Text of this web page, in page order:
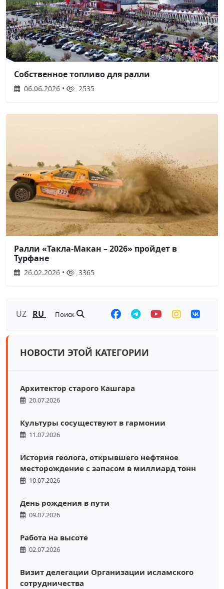
Собственное топливо для ралли
06.06.2026 • 2535
Ралли «Такла-Макан – 2026» пройдет в
Турфане
26.02.2026 • 3365
UZ RU Поиск
НОВОСТИ ЭТОЙ КАТЕГОРИИ
Архитектор старого Кашгара
20.07.2026
Культуры сосуществуют в гармонии
11.07.2026
История геолога, открывшего нефтяное
месторождение с запасом в миллиард тонн
10.07.2026
День рождения в пути
09.07.2026
Работа на высоте
02.07.2026
Визит делегации Организации исламского
сотрудничества